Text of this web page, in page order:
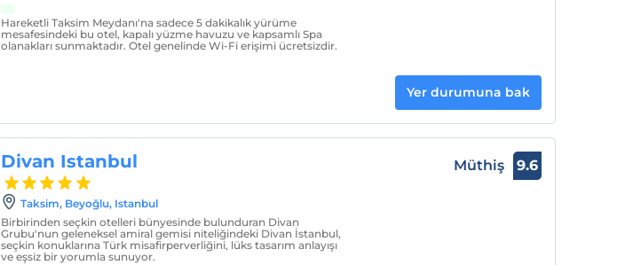
Hareketli Taksim Meydanı'na sadece 5 dakikalık yürüme
mesafesindeki bu otel, kapalı yüzme havuzu ve kapsamlı Spa
olanakları sunmaktadır. Otel genelinde Wi-Fi erişimi ücretsizdir.
Yer durumuna bak
Divan Istanbul
Taksim, Beyoğlu, Istanbul
Birbirinden seçkin otelleri bünyesinde bulunduran Divan
Grubu'nun geleneksel amiral gemisi niteliğindeki Divan İstanbul,
seçkin konuklarına Türk misafirperverliğini, lüks tasarım anlayışı
ve eşsiz bir yorumla sunuyor.
Müthiş 9.6